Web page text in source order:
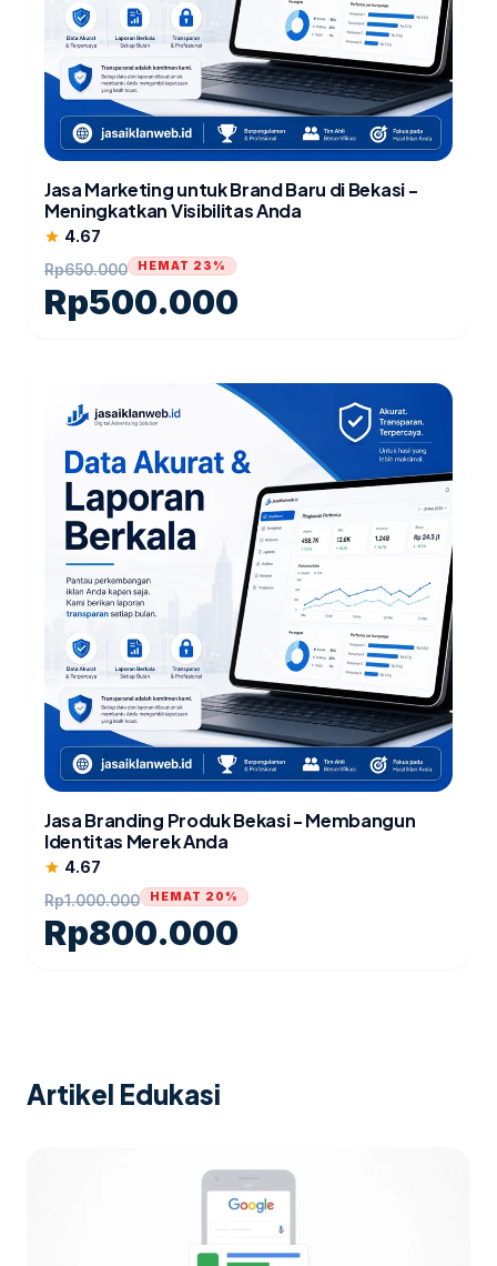
Jasa Marketing untuk Brand Baru di Bekasi -
Meningkatkan Visibilitas Anda
star 4.67
Rp650.000
Rp500.000
HEMAT 23%
Jasa Branding Produk Bekasi - Membangun
Identitas Merek Anda
star 4.67
Rp1.000.000
Rp800.000
HEMAT 20%
Artikel Edukasi